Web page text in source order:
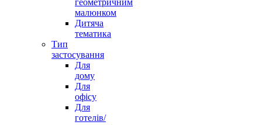
малюнком
Дитяча
тематика
Тип
застосування
Для
дому
Для
офісу
Для
готелів/